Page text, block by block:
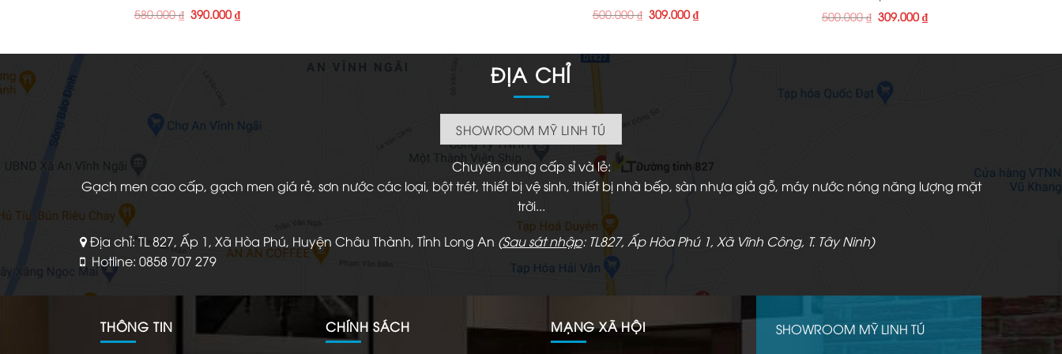
580.000₫ Giá
gốc
390.000₫Giá
hiện
390.000 ₫.
500.000₫ Giá
gốc
309.000₫Giá
hiện
309.000 ₫.
500.000₫ Giá
gốc
309.000₫Giá
hiện
ĐỊA CHỈ
SHOWROOM MỸ LINH TÚ
Chuyên cung cấp sỉ và lẻ:
Gạch men cao cấp, gạch men giá rẻ, sơn nước các loại, bột trét, thiết bị vệ sinh, thiết bị nhà bếp, sàn nhựa giả gỗ, máy nước nóng năng lượng mặt
trời...
Địa chỉ: TL 827, Ấp 1, Xã Hòa Phú, Huyện Châu Thành, Tỉnh Long An (Sau sát nhập: TL827, Ấp Hòa Phú 1, Xã Vĩnh Công, T. Tây Ninh)
Hotline: 0858 707 279
THÔNG TIN CHÍNH SÁCH MẠNG XÃ HỘI SHOWROOM MỸ LINH TÚ